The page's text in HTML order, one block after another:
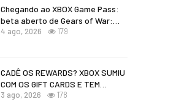
Chegando ao XBOX Game Pass:
beta aberto de Gears of War:…
4 ago, 2026 179
CADÊ OS REWARDS? XBOX SUMIU
COM OS GIFT CARDS E TEM…
3 ago, 2026 178